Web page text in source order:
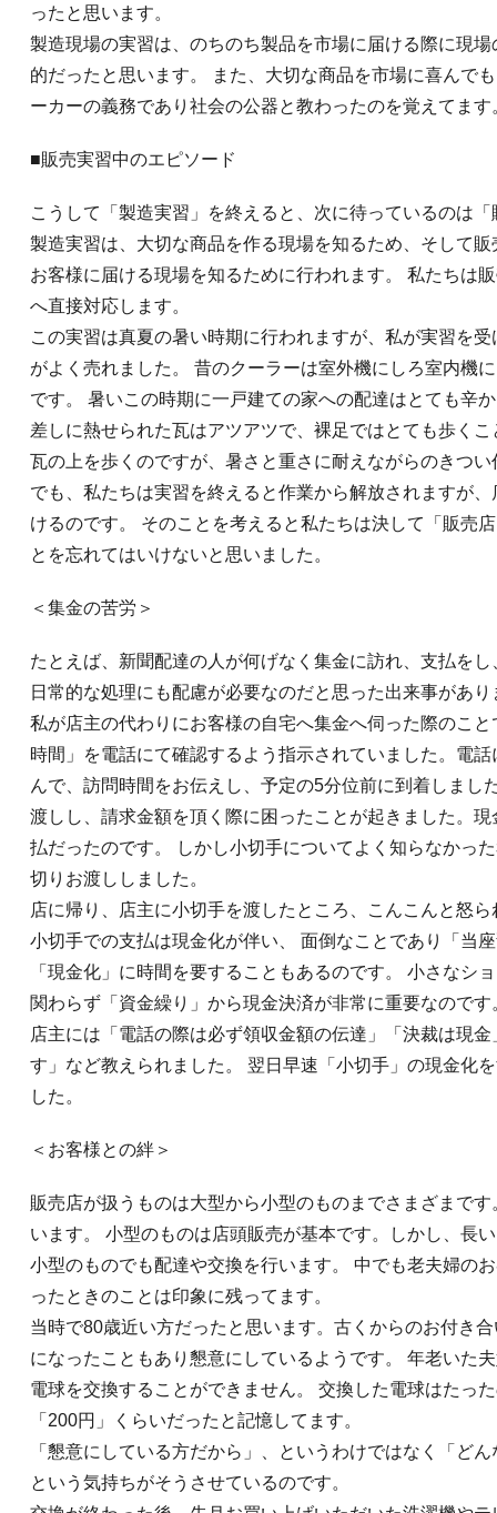
ったと思います。
製造現場の実習は、のちのち製品を市場に届ける際に現
的だったと思います。 また、大切な商品を市場に喜んで
ーカーの義務であり社会の公器と教わったのを覚えてます
■販売実習中のエピソード
こうして「製造実習」を終えると、次に待っているのは
製造実習は、大切な商品を作る現場を知るため、そして
お客様に届ける現場を知るために行われます。 私たちは
へ直接対応します。
この実習は真夏の暑い時期に行われますが、私が実習を
がよく売れました。 昔のクーラーは室外機にしろ室内機
です。 暑いこの時期に一戸建ての家への配達はとても辛
差しに熱せられた瓦はアツアツで、裸足ではとても歩く
瓦の上を歩くのですが、暑さと重さに耐えながらのきつい
でも、私たちは実習を終えると作業から解放されますが
けるのです。 そのことを考えると私たちは決して「販売
とを忘れてはいけないと思いました。
＜集金の苦労＞
たとえば、新聞配達の人が何げなく集金に訪れ、支払を
日常的な処理にも配慮が必要なのだと思った出来事があり
私が店主の代わりにお客様の自宅へ集金へ伺った際のこ
時間」を電話にて確認するよう指示されていました。電
んで、訪問時間をお伝えし、予定の5分位前に到着しまし
渡しし、請求金額を頂く際に困ったことが起きました。
払だったのです。 しかし小切手についてよく知らなかっ
切りお渡ししました。
店に帰り、店主に小切手を渡したところ、こんこんと怒
小切手での支払は現金化が伴い、 面倒なことであり「当
「現金化」に時間を要することもあるのです。 小さなシ
関わらず「資金繰り」から現金決済が非常に重要なのです
店主には「電話の際は必ず領収金額の伝達」「決裁は現
す」など教えられました。 翌日早速「小切手」の現金化
した。
＜お客様との絆＞
販売店が扱うものは大型から小型のものまでさまざまで
います。 小型のものは店頭販売が基本です。しかし、長
小型のものでも配達や交換を行います。 中でも老夫婦の
ったときのことは印象に残ってます。
当時で80歳近い方だったと思います。古くからのお付き
になったこともあり懇意にしているようです。 年老いた
電球を交換することができません。 交換した電球はたっ
「200円」くらいだったと記憶してます。
「懇意にしている方だから」、というわけではなく「ど
という気持ちがそうさせているのです。